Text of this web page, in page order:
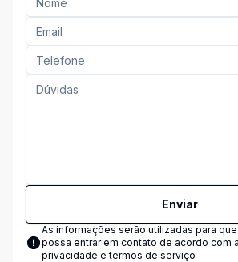
Enviar
As informações serão utilizadas para
possa entrar em contato de acordo com a
privacidade e termos de serviço